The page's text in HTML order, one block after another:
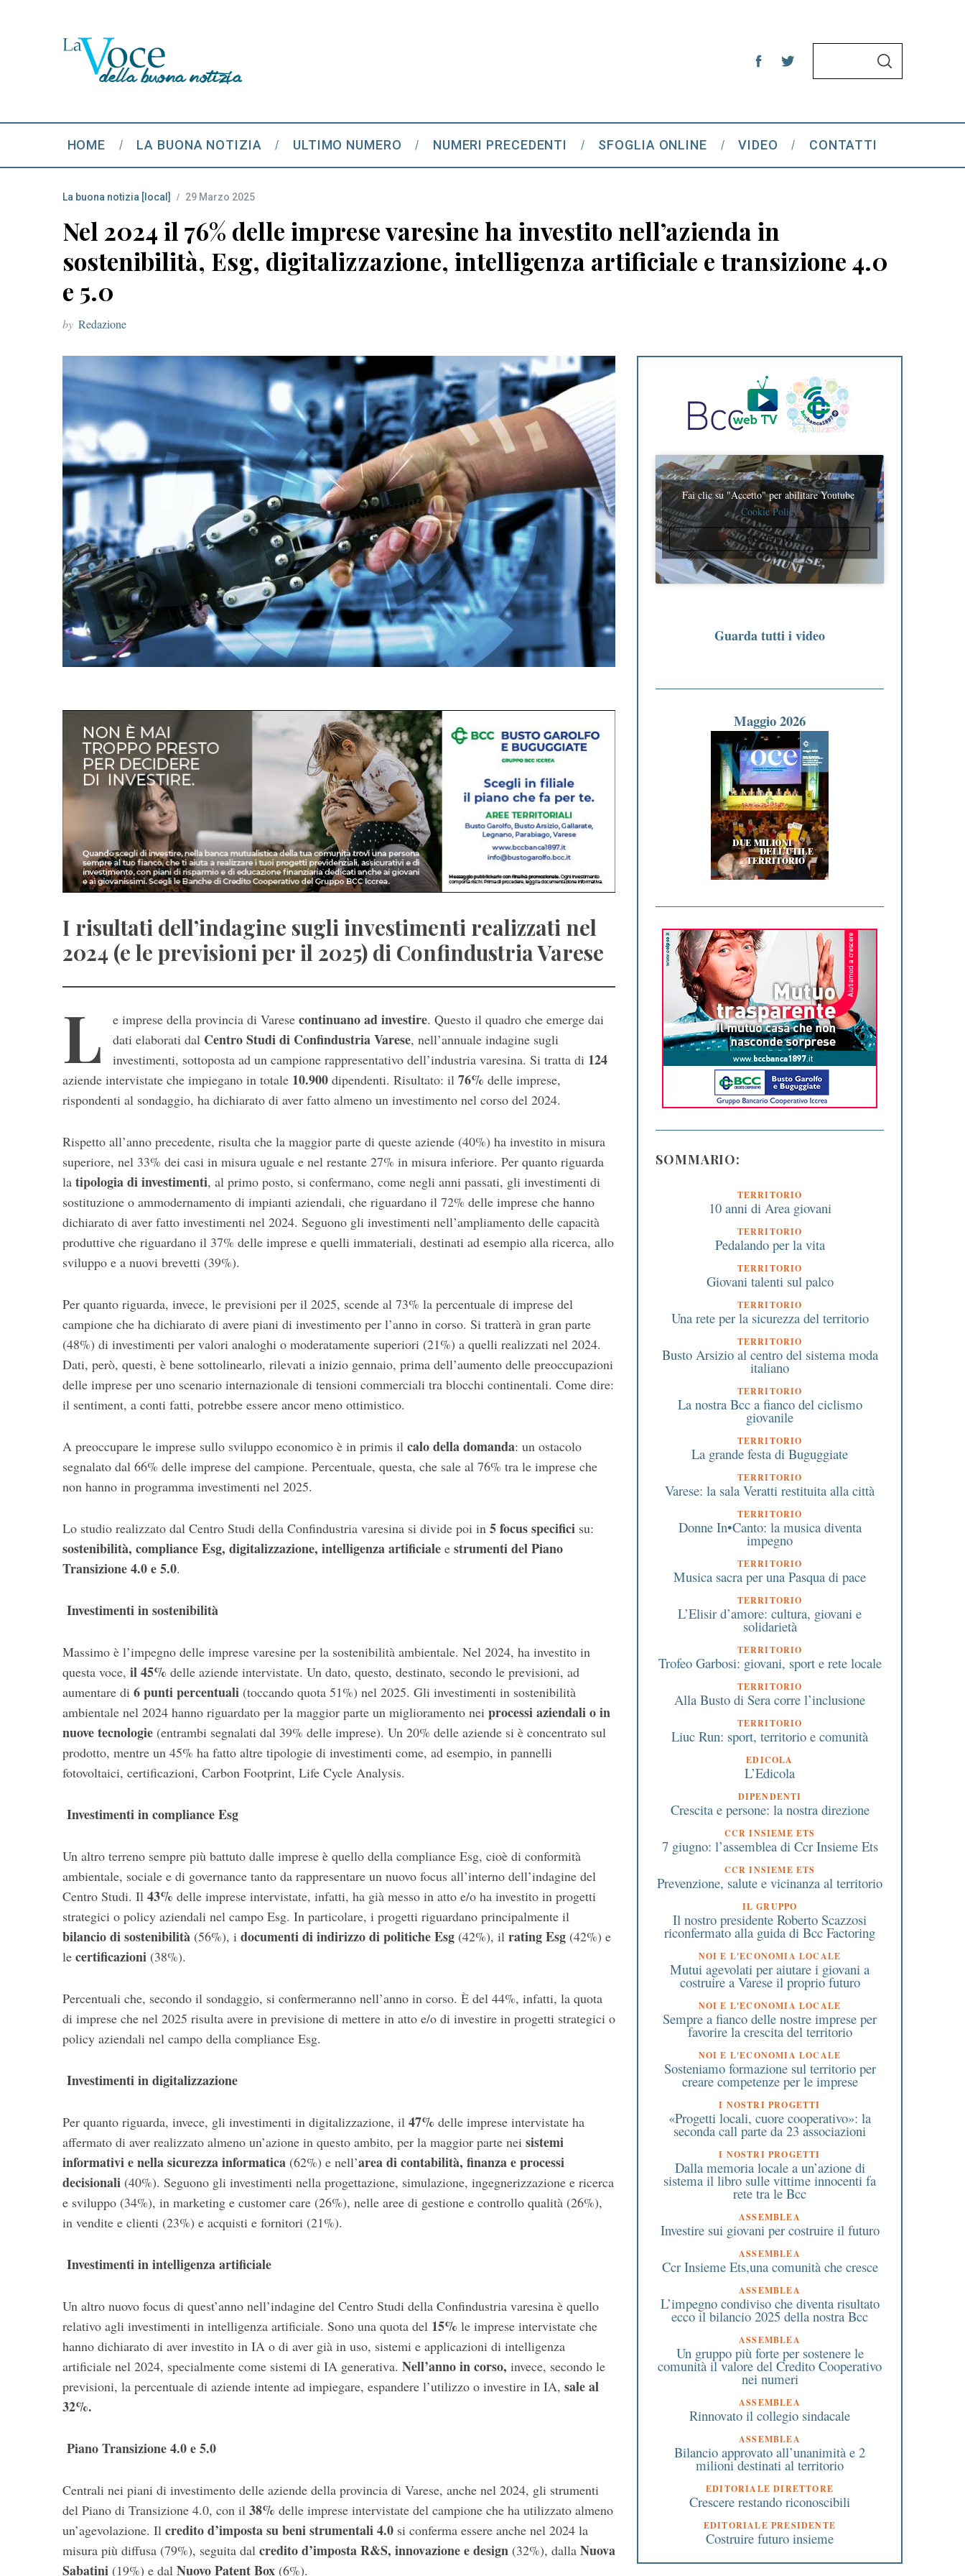
h
f
S
HOME LA BUONA NOTIZIA ULTIMO NUMERO NUMERI PRECEDENTI SFOGLIA ONLINE VIDEO CONTATTI
La buona notizia [local] 29 Marzo 2025
Nel 2024 il 76% delle imprese varesine ha investito nell’azienda in
sostenibilità, Esg, digitalizzazione, intelligenza artificiale e transizione 4.0
e 5.0
by Redazione
I risultati dell’indagine sugli investimenti realizzati nel
2024 (e le previsioni per il 2025) di Confindustria Varese
L e imprese della provincia di Varese continuano ad investire. Questo il quadro che emerge dai
dati elaborati dal Centro Studi di Confindustria Varese, nell’annuale indagine sugli
investimenti, sottoposta ad un campione rappresentativo dell’industria varesina. Si tratta di 124
aziende intervistate che impiegano in totale 10.900 dipendenti. Risultato: il 76% delle imprese,
rispondenti al sondaggio, ha dichiarato di aver fatto almeno un investimento nel corso del 2024.
Rispetto all’anno precedente, risulta che la maggior parte di queste aziende (40%) ha investito in misura
superiore, nel 33% dei casi in misura uguale e nel restante 27% in misura inferiore. Per quanto riguarda
la tipologia di investimenti, al primo posto, si confermano, come negli anni passati, gli investimenti di
sostituzione o ammodernamento di impianti aziendali, che riguardano il 72% delle imprese che hanno
dichiarato di aver fatto investimenti nel 2024. Seguono gli investimenti nell’ampliamento delle capacità
produttive che riguardano il 37% delle imprese e quelli immateriali, destinati ad esempio alla ricerca, allo
sviluppo e a nuovi brevetti (39%).
Per quanto riguarda, invece, le previsioni per il 2025, scende al 73% la percentuale di imprese del
campione che ha dichiarato di avere piani di investimento per l’anno in corso. Si tratterà in gran parte
(48%) di investimenti per valori analoghi o moderatamente superiori (21%) a quelli realizzati nel 2024.
Dati, però, questi, è bene sottolinearlo, rilevati a inizio gennaio, prima dell’aumento delle preoccupazioni
delle imprese per uno scenario internazionale di tensioni commerciali tra blocchi continentali. Come dire:
il sentiment, a conti fatti, potrebbe essere ancor meno ottimistico.
A preoccupare le imprese sullo sviluppo economico è in primis il calo della domanda: un ostacolo
segnalato dal 66% delle imprese del campione. Percentuale, questa, che sale al 76% tra le imprese che
non hanno in programma investimenti nel 2025.
Lo studio realizzato dal Centro Studi della Confindustria varesina si divide poi in 5 focus specifici su:
sostenibilità, complianceEsg, digitalizzazione, intelligenza artificiale e strumenti del Piano
Transizione 4.0 e 5.0.
Investimenti in sostenibilità
Massimo è l’impegno delle imprese varesine per la sostenibilità ambientale. Nel 2024, ha investito in
questa voce, il 45% delle aziende intervistate. Un dato, questo, destinato, secondo le previsioni, ad
aumentare di 6 punti percentuali (toccando quota 51%) nel 2025. Gli investimenti in sostenibilità
ambientale nel 2024 hanno riguardato per la maggior parte un miglioramento nei processi aziendali o in
nuove tecnologie (entrambi segnalati dal 39% delle imprese). Un 20% delle aziende si è concentrato sul
prodotto, mentre un 45% ha fatto altre tipologie di investimenti come, ad esempio, in pannelli
fotovoltaici, certificazioni, Carbon Footprint, Life Cycle Analysis.
Investimenti in compliance Esg
Un altro terreno sempre più battuto dalle imprese è quello della compliance Esg, cioè di conformità
ambientale, sociale e di governance tanto da rappresentare un nuovo focus all’interno dell’indagine del
Centro Studi. Il 43% delle imprese intervistate, infatti, ha già messo in atto e/o ha investito in progetti
strategici o policy aziendali nel campo Esg. In particolare, i progetti riguardano principalmente il
bilancio di sostenibilità (56%), i documenti di indirizzo di politiche Esg (42%), il rating Esg (42%) e
le certificazioni (38%).
Percentuali che, secondo il sondaggio, si confermeranno nell’anno in corso. È del 44%, infatti, la quota
di imprese che nel 2025 risulta avere in previsione di mettere in atto e/o di investire in progetti strategici o
policy aziendali nel campo della compliance Esg.
Investimenti in digitalizzazione
Per quanto riguarda, invece, gli investimenti in digitalizzazione, il 47% delle imprese intervistate ha
affermato di aver realizzato almeno un’azione in questo ambito, per la maggior parte nei sistemi
informativi e nella sicurezza informatica (62%) e nell’area di contabilità, finanza e processi
decisionali (40%). Seguono gli investimenti nella progettazione, simulazione, ingegnerizzazione e ricerca
e sviluppo (34%), in marketing e customer care (26%), nelle aree di gestione e controllo qualità (26%),
in vendite e clienti (23%) e acquisti e fornitori (21%).
Investimenti in intelligenza artificiale
Un altro nuovo focus di quest’anno nell’indagine del Centro Studi della Confindustria varesina è quello
relativo agli investimenti in intelligenza artificiale. Sono una quota del 15% le imprese intervistate che
hanno dichiarato di aver investito in IA o di aver già in uso, sistemi e applicazioni di intelligenza
artificiale nel 2024, specialmente come sistemi di IA generativa. Nell’anno in corso, invece, secondo le
previsioni, la percentuale di aziende intente ad impiegare, espandere l’utilizzo o investire in IA, sale al
32%.
Piano Transizione 4.0 e 5.0
Centrali nei piani di investimento delle aziende della provincia di Varese, anche nel 2024, gli strumenti
del Piano di Transizione 4.0, con il 38% delle imprese intervistate del campione che ha utilizzato almeno
un’agevolazione. Il credito d’imposta su beni strumentali 4.0 si conferma essere anche nel 2024 la
misura più diffusa (79%), seguita dal credito d’imposta R&S, innovazione e design (32%), dalla Nuova
Sabatini (19%) e dal Nuovo Patent Box (6%).
Fai clic su "Accetto" per abilitare Youtube
Cookie Policy
ACCETTO
Guarda tutti i video
Maggio 2026
SOMMARIO:
TERRITORIO
10 anni di Area giovani
TERRITORIO
Pedalando per la vita
TERRITORIO
Giovani talenti sul palco
TERRITORIO
Una rete per la sicurezza del territorio
TERRITORIO
Busto Arsizio al centro del sistema moda
italiano
TERRITORIO
La nostra Bcc a fianco del ciclismo
giovanile
TERRITORIO
La grande festa di Buguggiate
TERRITORIO
Varese: la sala Veratti restituita alla città
TERRITORIO
Donne In•Canto: la musica diventa
impegno
TERRITORIO
Musica sacra per una Pasqua di pace
TERRITORIO
L’Elisir d’amore: cultura, giovani e
solidarietà
TERRITORIO
Trofeo Garbosi: giovani, sport e rete locale
TERRITORIO
Alla Busto di Sera corre l’inclusione
TERRITORIO
Liuc Run: sport, territorio e comunità
EDICOLA
L’Edicola
DIPENDENTI
Crescita e persone: la nostra direzione
CCR INSIEME ETS
7 giugno: l’assemblea di Ccr Insieme Ets
CCR INSIEME ETS
Prevenzione, salute e vicinanza al territorio
IL GRUPPO
Il nostro presidente Roberto Scazzosi
riconfermato alla guida di Bcc Factoring
NOI E L'ECONOMIA LOCALE
Mutui agevolati per aiutare i giovani a
costruire a Varese il proprio futuro
NOI E L'ECONOMIA LOCALE
Sempre a fianco delle nostre imprese per
favorire la crescita del territorio
NOI E L'ECONOMIA LOCALE
Sosteniamo formazione sul territorio per
creare competenze per le imprese
I NOSTRI PROGETTI
«Progetti locali, cuore cooperativo»: la
seconda call parte da 23 associazioni
I NOSTRI PROGETTI
Dalla memoria locale a un’azione di
sistema il libro sulle vittime innocenti fa
rete tra le Bcc
ASSEMBLEA
Investire sui giovani per costruire il futuro
ASSEMBLEA
Ccr Insieme Ets,una comunità che cresce
ASSEMBLEA
L’impegno condiviso che diventa risultato
ecco il bilancio 2025 della nostra Bcc
ASSEMBLEA
Un gruppo più forte per sostenere le
comunità il valore del Credito Cooperativo
nei numeri
ASSEMBLEA
Rinnovato il collegio sindacale
ASSEMBLEA
Bilancio approvato all’unanimità e 2
milioni destinati al territorio
EDITORIALE DIRETTORE
Crescere restando riconoscibili
EDITORIALE PRESIDENTE
Costruire futuro insieme
S
a
r
o
r